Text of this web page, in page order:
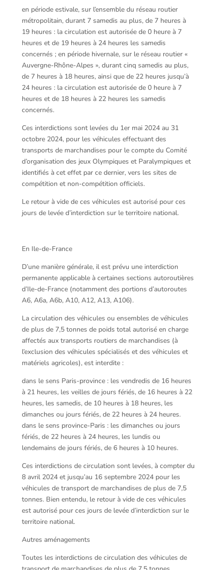
en période estivale, sur l’ensemble du réseau routier
métropolitain, durant 7 samedis au plus, de 7 heures à
19 heures : la circulation est autorisée de 0 heure à 7
heures et de 19 heures à 24 heures les samedis
concernés ; en période hivernale, sur le réseau routier «
Auvergne-Rhône-Alpes », durant cinq samedis au plus,
de 7 heures à 18 heures, ainsi que de 22 heures jusqu’à
24 heures : la circulation est autorisée de 0 heure à 7
heures et de 18 heures à 22 heures les samedis
concernés.
Ces interdictions sont levées du 1er mai 2024 au 31
octobre 2024, pour les véhicules effectuant des
transports de marchandises pour le compte du Comité
d’organisation des jeux Olympiques et Paralympiques et
identifiés à cet effet par ce dernier, vers les sites de
compétition et non-compétition officiels.
Le retour à vide de ces véhicules est autorisé pour ces
jours de levée d’interdiction sur le territoire national.
En Ile-de-France
D’une manière générale, il est prévu une interdiction
permanente applicable à certaines sections autoroutières
d’Ile-de-France (notamment des portions d’autoroutes
A6, A6a, A6b, A10, A12, A13, A106).
La circulation des véhicules ou ensembles de véhicules
de plus de 7,5 tonnes de poids total autorisé en charge
affectés aux transports routiers de marchandises (à
l’exclusion des véhicules spécialisés et des véhicules et
matériels agricoles), est interdite :
dans le sens Paris-province : les vendredis de 16 heures
à 21 heures, les veilles de jours fériés, de 16 heures à 22
heures, les samedis, de 10 heures à 18 heures, les
dimanches ou jours fériés, de 22 heures à 24 heures.
dans le sens province-Paris : les dimanches ou jours
fériés, de 22 heures à 24 heures, les lundis ou
lendemains de jours fériés, de 6 heures à 10 heures.
Ces interdictions de circulation sont levées, à compter du
8 avril 2024 et jusqu’au 16 septembre 2024 pour les
véhicules de transport de marchandises de plus de 7,5
tonnes. Bien entendu, le retour à vide de ces véhicules
est autorisé pour ces jours de levée d’interdiction sur le
territoire national.
Autres aménagements
Toutes les interdictions de circulation des véhicules de